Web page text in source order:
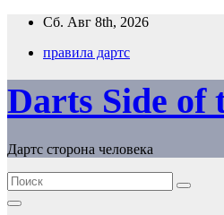
Перейти
содержимому
Сб. Авг 8th, 2026
правила дартс
Darts Side of
Дартс сторона человека